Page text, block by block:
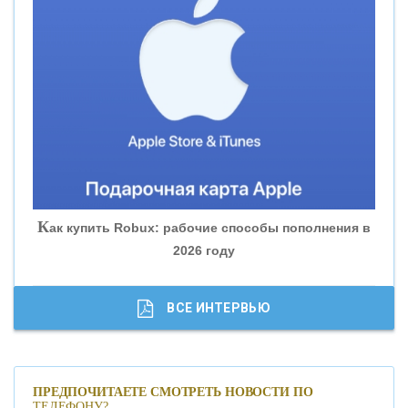
«ВНЕШПРОМБАНК»
«БАНК ГЛОБЭКС»
«СОВКОМБАНК»
«ГАЗПРОМБАНК»
«МОСКОВСКИЙ КРЕДИТНЫЙ БАНК»
Как купить Robux: рабочие способы пополнения в
2026 году
ВСЕ ИНТЕРВЬЮ
ПРЕДПОЧИТАЕТЕ СМОТРЕТЬ НОВОСТИ ПО